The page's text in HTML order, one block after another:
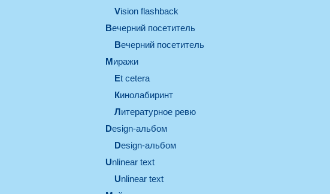
Vision flashback
вечерний посетитель
вечерний посетитель
миражи
et cetera
кинолабиринт
литературное ревю
design-альбом
design-альбом
unlinear text
Unlinear text